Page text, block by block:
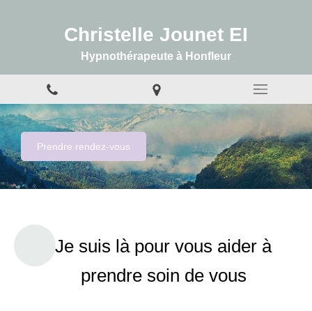
Christelle Jounet EI
Hypnothérapeute à Honfleur
Prendre rendez-vous
Je suis là pour vous aider à
prendre soin de vous